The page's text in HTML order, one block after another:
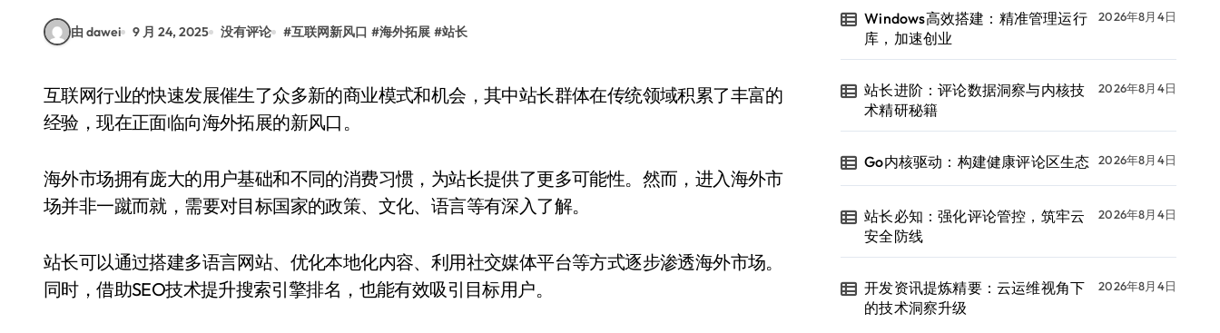
由 dawei 9 月 24, 2025 没有评论 #互联网新风口 #海外拓展 #站长
互联网行业的快速发展催生了众多新的商业模式和机会，其中站长群体在传统领域积累了丰富的
经验，现在正面临向海外拓展的新风口。
海外市场拥有庞大的用户基础和不同的消费习惯，为站长提供了更多可能性。然而，进入海外市
场并非一蹴而就，需要对目标国家的政策、文化、语言等有深入了解。
站长可以通过搭建多语言网站、优化本地化内容、利用社交媒体平台等方式逐步渗透海外市场。
同时，借助SEO技术提升搜索引擎排名，也能有效吸引目标用户。
Windows高效搭建：精准管理运行
库，加速创业
2026年8月4日
站长进阶：评论数据洞察与内核技
术精研秘籍
2026年8月4日
Go内核驱动：构建健康评论区生态 2026年8月4日
站长必知：强化评论管控，筑牢云
安全防线
2026年8月4日
开发资讯提炼精要：云运维视角下
的技术洞察升级
2026年8月4日